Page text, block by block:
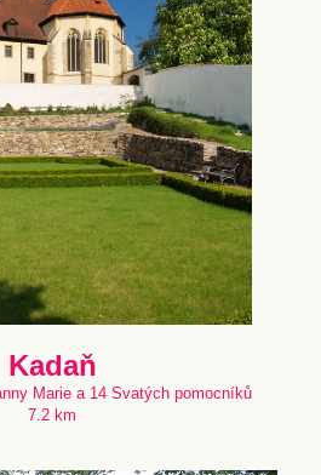
Kadaň
Marie a 14 Svatých pomocníků
7.2 km